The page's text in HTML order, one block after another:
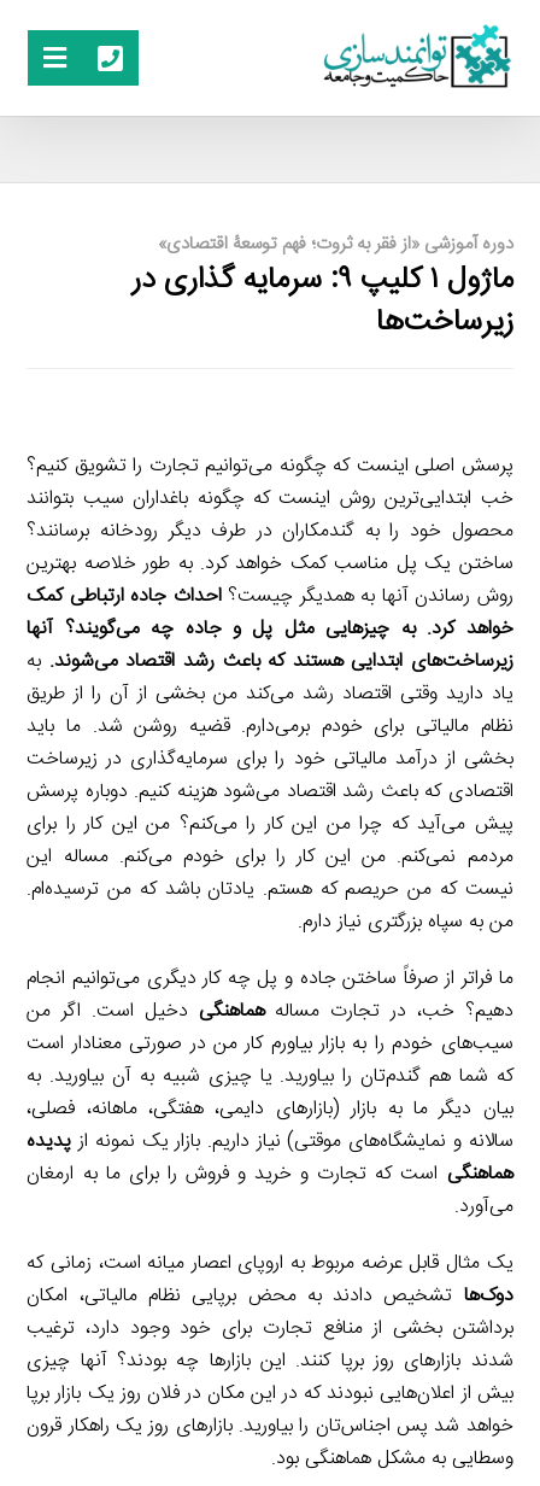
دوره آموزشی «از فقر به ثروت؛ فهم توسعۀ اقتصادی»
ماژول ۱ کلیپ ۹: سرمایه گذاری در
زیرساخت‌ها
پرسش اصلی اینست که چگونه می‌توانیم تجارت را تشویق کنیم؟
خب ابتدایی‌ترین روش اینست که چگونه باغداران سیب بتوانند
محصول خود را به گندمکاران در طرف دیگر رودخانه برسانند؟
ساختن یک پل مناسب کمک خواهد کرد. به طور خلاصه بهترین
روش رساندن آنها به همدیگر چیست؟احداث جاده ارتباطی کمک
خواهد کرد. به چیز‌هایی مثل پل و جاده چه می‌گویند؟ آنها
زیرساخت‌های ابتدایی هستند که باعث رشد اقتصاد می‌شوند. به
یاد دارید وقتی اقتصاد رشد می‌کند من بخشی از آن را از طریق
نظام مالیاتی برای خودم برمی‌دارم. قضیه روشن شد. ما باید
بخشی از درآمد مالیاتی خود را برای سرمایه‌گذاری در زیرساخت
اقتصادی که باعث رشد اقتصاد می‌شود هزینه کنیم. دوباره پرسش
پیش می‌آید که چرا من این کار را می‌کنم؟ من این کار را برای
مردمم نمی‌کنم. من این کار را برای خودم می‌کنم. مساله این
نیست که من حریصم که هستم. یادتان باشد که من ترسیده‌ام.
من به سپاه بزرگتری نیاز دارم.
ما فراتر از صرفاً ساختن جاده و پل چه کار دیگری می‌توانیم انجام
دهیم؟ خب، در تجارت مسالههماهنگی دخیل است. اگر من
سیب‌های خودم را به بازار بیاورم کار من در صورتی معنادار است
که شما هم گندم‌تان را بیاورید. یا چیزی شبیه به آن بیاورید. به
بیان دیگر ما به بازار (بازارهای دایمی، هفتگی، ماهانه، فصلی،
سالانه و نمایشگاه‌های موقتی) نیاز داریم. بازار یک نمونه ازپدیده
هماهنگی است که تجارت و خرید و فروش را برای ما به ارمغان
می‌آورد.
یک مثال قابل عرضه مربوط به اروپای اعصار میانه است، زمانی که
دوک‌ها تشخیص دادند به محض برپایی نظام مالیاتی، امکان
برداشتن بخشی از منافع تجارت برای خود وجود دارد، ترغیب
شدند بازارهای روز برپا کنند. این بازارها چه بودند؟ آنها چیزی
بیش از اعلان‌هایی نبودند که در این مکان در فلان روز یک بازار برپا
خواهد شد پس اجناس‌تان را بیاورید. بازارهای روز یک راهکار قرون
وسطایی به مشکل هماهنگی بود.